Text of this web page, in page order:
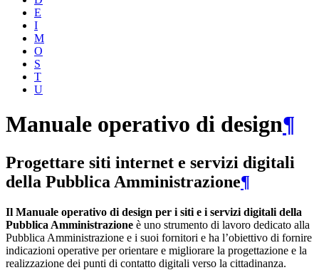
E
I
M
O
S
T
U
Manuale operativo di design¶
Progettare siti internet e servizi digitali
della Pubblica Amministrazione¶
Il Manuale operativo di design per i siti e i servizi digitali della
Pubblica Amministrazione è uno strumento di lavoro dedicato alla
Pubblica Amministrazione e i suoi fornitori e ha l’obiettivo di fornire
indicazioni operative per orientare e migliorare la progettazione e la
realizzazione dei punti di contatto digitali verso la cittadinanza.